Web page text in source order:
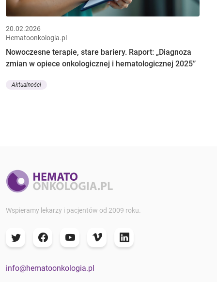
20.02.2026
Hematoonkologia.pl
Nowoczesne terapie, stare bariery. Raport: „Diagnoza
zmian w opiece onkologicznej i hematologicznej 2025”
Aktualności
Wspieramy lekarzy i pacjentów od 2009 roku.
info@hematoonkologia.pl